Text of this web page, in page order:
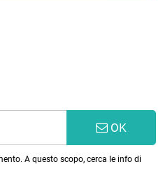
OK
A questo scopo, cerca le info di